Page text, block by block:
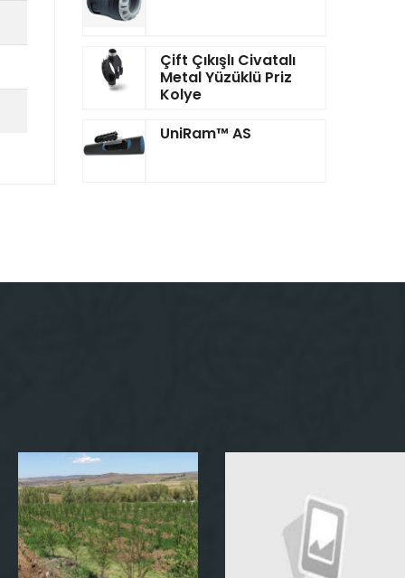
Çift Çıkışlı Civatalı
Metal Yüzüklü Priz
Kolye
UniRam™ AS